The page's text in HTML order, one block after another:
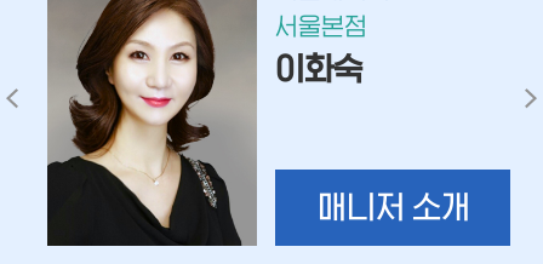
서울본점
이화숙
매니저 소개